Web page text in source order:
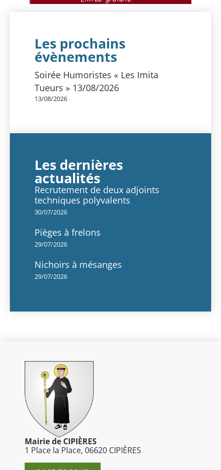
Les prochains
évènements
Soirée Humoristes « Les Imita
Tueurs » 13/08/2026
13/08/2026
Les dernières
actualités
Recrutement de deux adjoints
techniques polyvalents
30/07/2026
Pièges à frelons
29/07/2026
Nichoirs à mésanges
29/07/2026
Mairie de CIPIÈRES
1 Place la Place, 06620 CIPIÈRES